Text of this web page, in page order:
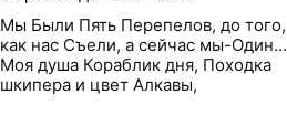
Мы Были Пять Перепелов, до того,
как нас Съели, а сейчас мы-Один…
Моя душа Кораблик дня, Походка
шкипера и цвет Алкавы,